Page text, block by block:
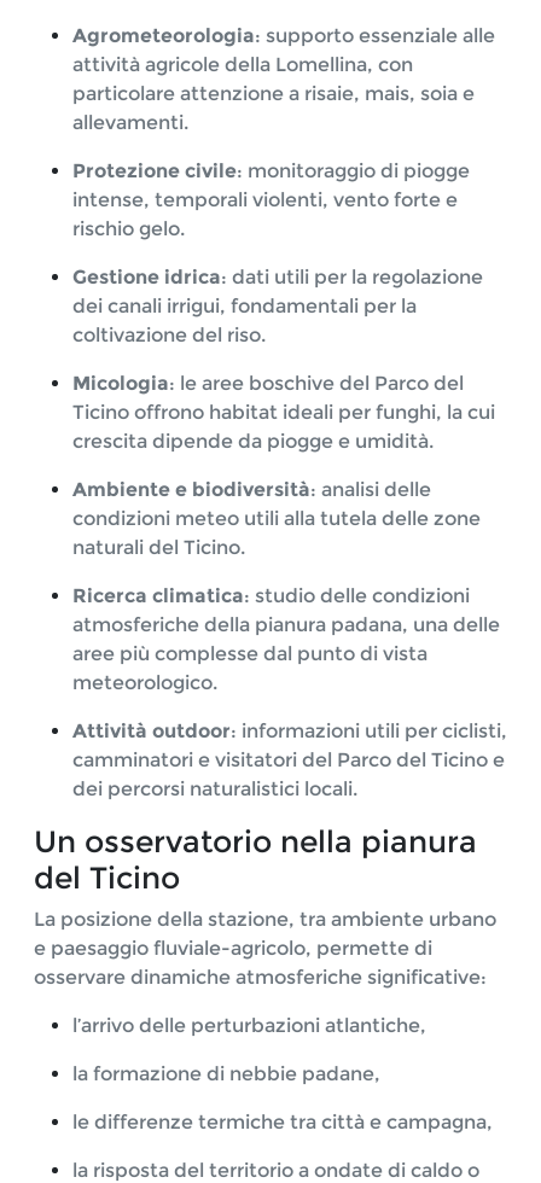
Agrometeorologia: supporto essenziale alle
attività agricole della Lomellina, con
particolare attenzione a risaie, mais, soia e
allevamenti.
Protezione civile: monitoraggio di piogge
intense, temporali violenti, vento forte e
rischio gelo.
Gestione idrica: dati utili per la regolazione
dei canali irrigui, fondamentali per la
coltivazione del riso.
Micologia: le aree boschive del Parco del
Ticino offrono habitat ideali per funghi, la cui
crescita dipende da piogge e umidità.
Ambiente e biodiversità: analisi delle
condizioni meteo utili alla tutela delle zone
naturali del Ticino.
Ricerca climatica: studio delle condizioni
atmosferiche della pianura padana, una delle
aree più complesse dal punto di vista
meteorologico.
Attività outdoor: informazioni utili per ciclisti,
camminatori e visitatori del Parco del Ticino e
dei percorsi naturalistici locali.
Un osservatorio nella pianura
del Ticino
La posizione della stazione, tra ambiente urbano
e paesaggio fluviale-agricolo, permette di
osservare dinamiche atmosferiche significative:
l’arrivo delle perturbazioni atlantiche,
la formazione di nebbie padane,
le differenze termiche tra città e campagna,
la risposta del territorio a ondate di caldo o